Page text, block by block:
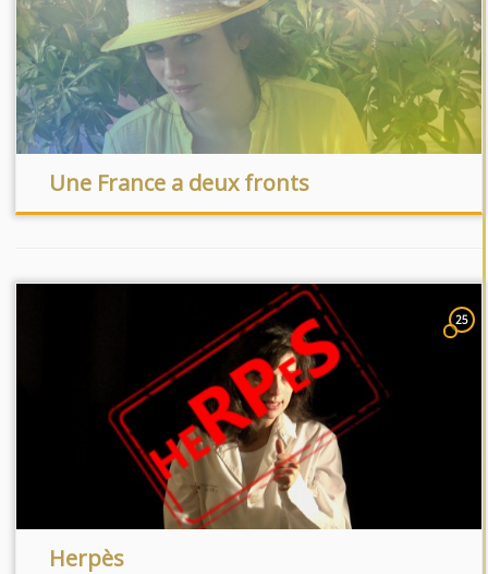
Une France a deux fronts
25
Herpès